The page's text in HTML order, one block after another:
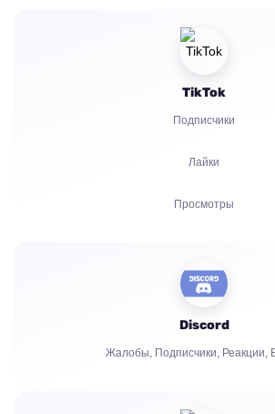
Репосты
Зрители
TikTok
Подписчики
Лайки
Просмотры
Репост
Зрители
Discord
Жалобы, Подписчики, Реакции,